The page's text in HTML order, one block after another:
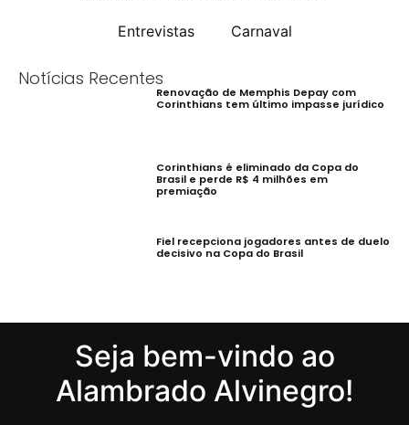
Entrevistas Carnaval
Notícias Recentes
Renovação de Memphis Depay com
Corinthians tem último impasse jurídico
Corinthians é eliminado da Copa do
Brasil e perde R$ 4 milhões em
premiação
Fiel recepciona jogadores antes de duelo
decisivo na Copa do Brasil
Seja bem-vindo ao
Alambrado Alvinegro!